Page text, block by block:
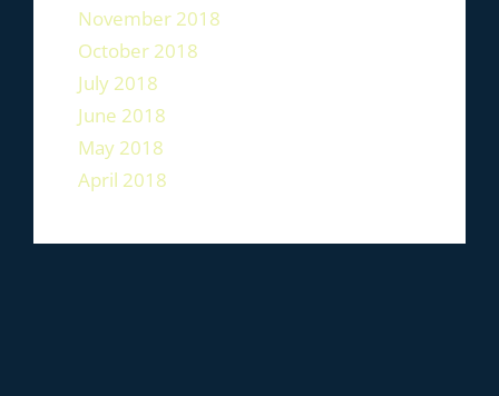
November 2018
October 2018
July 2018
June 2018
May 2018
April 2018